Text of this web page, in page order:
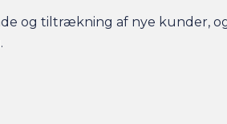
og tiltrækning af nye kunder,